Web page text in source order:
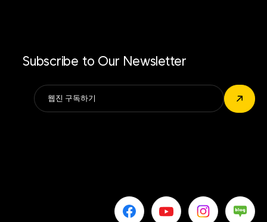
Subscribe to Our Newsletter
↗
Alternative: